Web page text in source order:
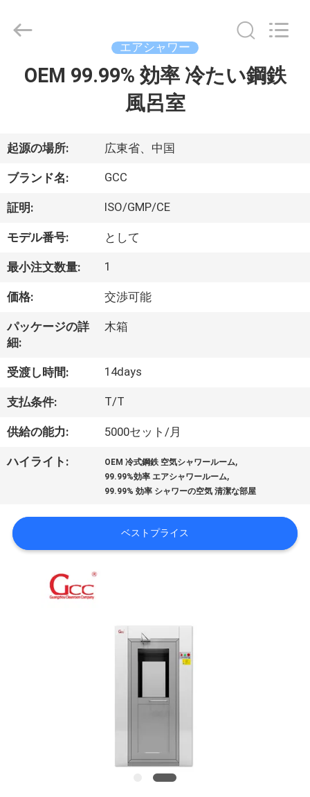
製
品
ビ
デ
わ
た
ち
に
い
て
Copyright
Guangzhou
Cleanroom
エアシャワー
OEM 99.99% 効率 冷たい鋼鉄
風呂室
起源の場所: 広東省、中国
ブランド名: GCC
証明: ISO/GMP/CE
モデル番号: として
最小注文数量: 1
価格: 交渉可能
パッケージの詳
細:
木箱
受渡し時間: 14days
支払条件: T/T
供給の能力: 5000セット/月
ハイライト: OEM 冷式鋼鉄 空気シャワールーム,
99.99%効率 エアシャワールーム,
99.99% 効率 シャワーの空気 清潔な部屋
ベストプライス